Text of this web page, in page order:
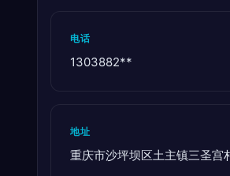
电话
1303882**
地址
重庆市沙坪坝区土主镇三圣宫